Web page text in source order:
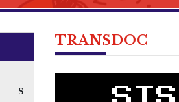
TRANSDOC
S